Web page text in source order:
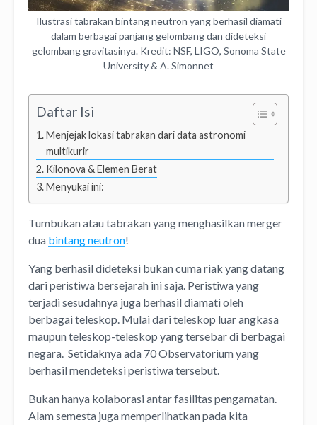
Ilustrasi tabrakan bintang neutron yang berhasil diamati
dalam berbagai panjang gelombang dan dideteksi
gelombang gravitasinya. Kredit: NSF, LIGO, Sonoma State
University & A. Simonnet
Daftar Isi
Menjejak lokasi tabrakan dari data astronomi
multikurir
Kilonova & Elemen Berat
Menyukai ini:
Tumbukan atau tabrakan yang menghasilkan merger
dua bintang neutron!
Yang berhasil dideteksi bukan cuma riak yang datang
dari peristiwa bersejarah ini saja. Peristiwa yang
terjadi sesudahnya juga berhasil diamati oleh
berbagai teleskop. Mulai dari teleskop luar angkasa
maupun teleskop-teleskop yang tersebar di berbagai
negara. Setidaknya ada 70 Observatorium yang
berhasil mendeteksi peristiwa tersebut.
Bukan hanya kolaborasi antar fasilitas pengamatan.
Alam semesta juga memperlihatkan pada kita